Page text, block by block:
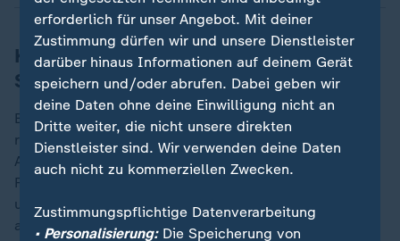
Konkrete Pläne - von Stunden-Takt bis
Senkung der Trassenpreise
Bis auf FDP und CDU äußern die anderen Partei teils
recht konkrete Ideen, rund um die Bahn und deren
Angebote. So will die SPD "alle Großstädte an das
Fernverkehrsnetz anschließen" und mehr Nachtzüge
und ICE-Sprinter. Erstattungen sollen "möglichst
automatisch ausgezahlt" und das "Deutschlandticket
erforderlich für unser Angebot. Mit deiner
Zustimmung dürfen wir und unsere Dienstleister
darüber hinaus Informationen auf deinem Gerät
speichern und/oder abrufen. Dabei geben wir
deine Daten ohne deine Einwilligung nicht an
Dritte weiter, die nicht unsere direkten
Dienstleister sind. Wir verwenden deine Daten
auch nicht zu kommerziellen Zwecken.
Zustimmungspflichtige Datenverarbeitung
• Personalisierung:Die Speicherung von